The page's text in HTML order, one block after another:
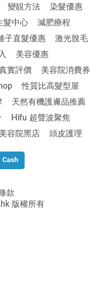
變靚方法
染髮優惠
髮中心
減肥療程
子直髮優惠
激光脫毛
美容優惠
實評價
美容院消費券
性質比高髮型屋
天然有機護膚品推薦
Hifu 超聲波聚焦
美容院黑店 頭皮護理
款
版權所有